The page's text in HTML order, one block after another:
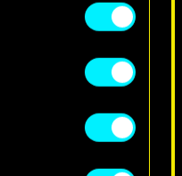
sobre o uso
as suas preferências
o seu total
e sua aura
No
de viver que
assim,